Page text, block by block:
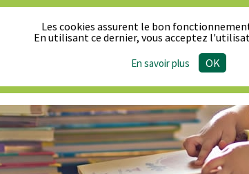
Produits & Réglementation
Les cookies assurent le bon
En utilisant ce dernier, vous acceptez
En savoir plus OK